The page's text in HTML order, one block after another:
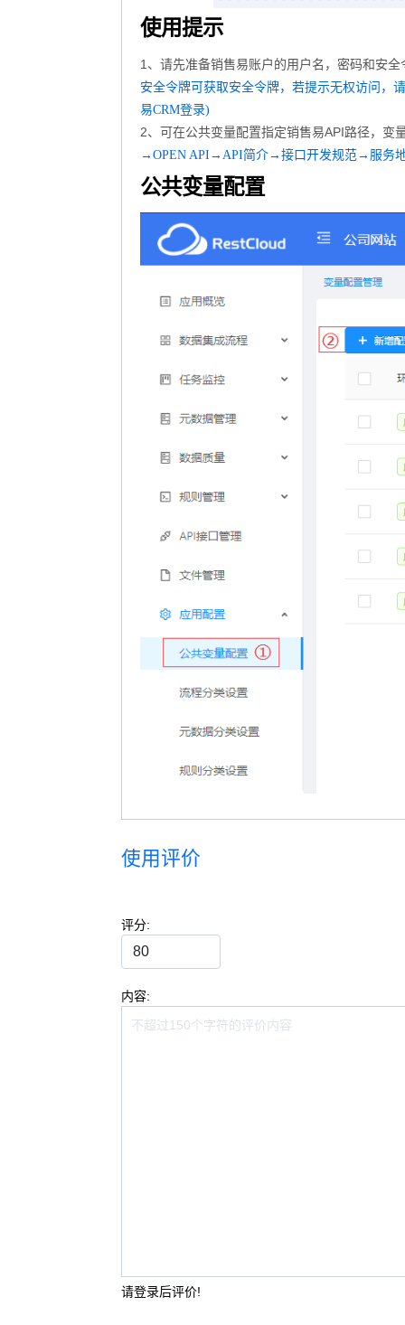
使用提示
1、请先准备销售易账户的用户名，密码和安
安全令牌可获取安全令牌，若提示无权访问
易CRM登录)
2、可在公共变量配置指定销售易API路径，
→OPEN API→API简介→接口开发规范→服务
公共变量配置
使用评价
评分:
内容:
请登录后评价!